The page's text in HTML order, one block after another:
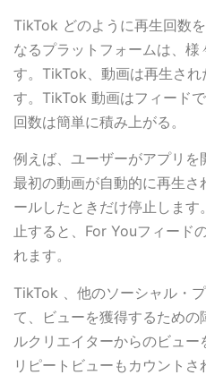
TikTok どのように再生回数
なるプラットフォームは、様
す。TikTok、動画は再生され
す。TikTok 動画はフィード
回数は簡単に積み上がる。
例えば、ユーザーがアプリ
最初の動画が自動的に再生さ
ールしたときだけ停止します
止すると、For Youフィード
れます。
TikTok 、他のソーシャル・
て、ビューを獲得するため
ルクリエイターからのビュ
リピートビューもカウント